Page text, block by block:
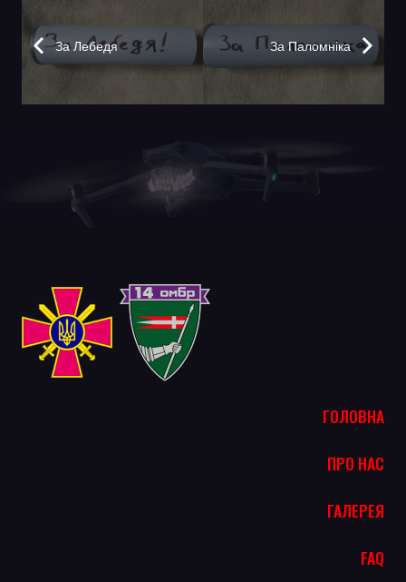
За Лебедя За Паломніка
ГОЛОВНА
ПРО НАС
ГАЛЕРЕЯ
FAQ